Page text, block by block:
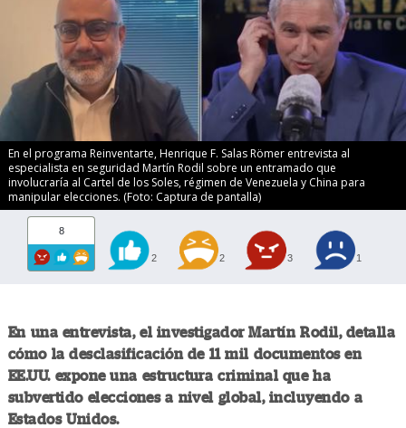
En el programa Reinventarte, Henrique F. Salas Römer entrevista al
especialista en seguridad Martín Rodil sobre un entramado que
involucraría al Cartel de los Soles, régimen de Venezuela y China para
manipular elecciones. (Foto: Captura de pantalla)
8
2 2 3 1
En una entrevista, el investigador Martín Rodil, detalla
cómo la desclasificación de 11 mil documentos en
EE.UU. expone una estructura criminal que ha
subvertido elecciones a nivel global, incluyendo a
Estados Unidos.